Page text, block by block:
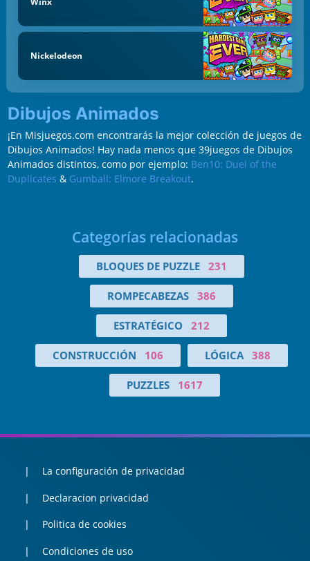
Nickelodeon
Dibujos Animados
¡En Misjuegos.com encontrarás la mejor colección de juegos de
Dibujos Animados! Hay nada menos que 39juegos de Dibujos
Animados distintos, como por ejemplo: Ben10: Duel of the
Duplicates & Gumball: Elmore Breakout.
Categorías relacionadas
BLOQUES DE PUZZLE 231
ROMPECABEZAS 386
ESTRATÉGICO 212
CONSTRUCCIÓN 106 LÓGICA 388
PUZZLES 1617
La configuración de privacidad
Declaracion privacidad
Politica de cookies
Condiciones de uso